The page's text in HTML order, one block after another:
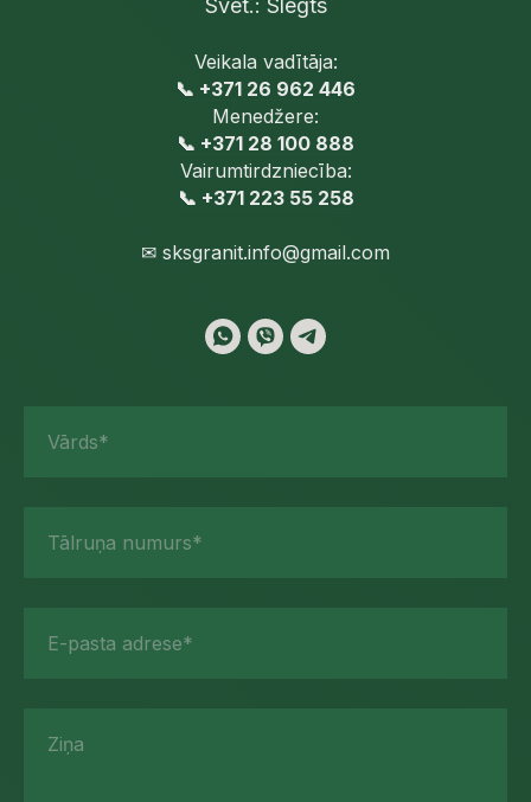
Svēt.: Slēgts
Veikala vadītāja:
📞 +371 26 962 446
Menedžere:
📞 +371 28 100 888
Vairumtirdzniecība:
📞 +371 223 55 258
✉ sksgranit.info@gmail.com
Vārds*
Tālruņa numurs*
E-pasta adrese*
Ziņa